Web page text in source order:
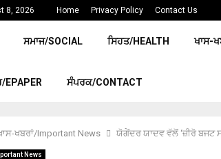
8, 2026 Home Privacy Policy Contact Us
ਸਮਾਜ/SOCIAL ਸਿਹਤ/HEALTH ਖਾਸ-
ਸੰਪਰਕ/CONTACT
ਖਬਰਾਂ/Important News ਯੋਗੇਂਦਰ ਯਾਦਵ ਵੱਲੋਂ ‘ਜ਼ੀਰੋ ਬਜਟ
News